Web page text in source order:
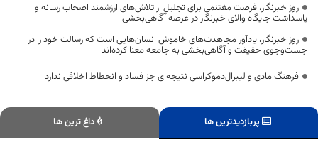
روز خبرنگار، فرصت مغتنمی برای تجلیل از تلاش‌های ارزشمند اصحاب رسانه و
پاسداشت جایگاه والای خبرنگار در عرصه آگاهی‌بخشی
روز خبرنگار، یادآور مجاهدت‌های خاموش انسان‌هایی است که رسالت خود را در
جست‌وجوی حقیقت و آگاهی‌بخشی به جامعه معنا کرده‌اند
فرهنگ مادی و لیبرال‌دموکراسی نتیجه‌ای جز فساد و انحطاط اخلاقی ندارد
پربازدیدترین ها داغ ترین ها